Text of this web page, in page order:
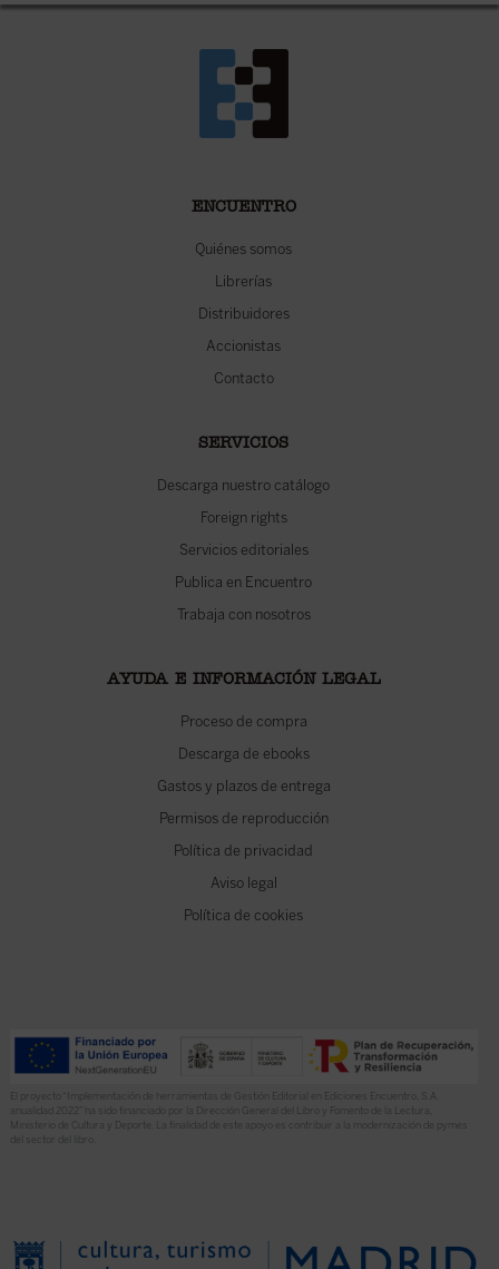
ENCUENTRO
Quiénes somos
Librerías
Distribuidores
Accionistas
Contacto
SERVICIOS
Descarga nuestro catálogo
Foreign rights
Servicios editoriales
Publica en Encuentro
Trabaja con nosotros
AYUDA E INFORMACIÓN LEGAL
Proceso de compra
Descarga de ebooks
Gastos y plazos de entrega
Permisos de reproducción
Política de privacidad
Aviso legal
Política de cookies
El proyecto “Implementación de herramientas de Gestión Editorial en Ediciones Encuentro, S.A.
anualidad 2022” ha sido financiado por la Dirección General del Libro y Fomento de la Lectura,
Ministerio de Cultura y Deporte. La finalidad de este apoyo es contribuir a la modernización de pymes
del sector del libro.